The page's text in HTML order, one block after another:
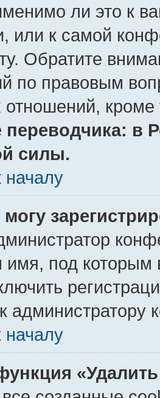
ли это к
или к самой
Обратите
по правовым
отношений,
в
силы.
началу
имя, под которым
администратору
началу